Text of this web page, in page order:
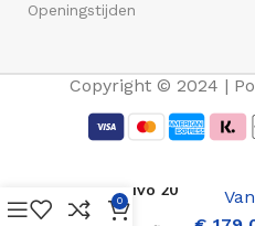
Openingstijden
Copyright © 2024 |
Sportivo 20
Inch0